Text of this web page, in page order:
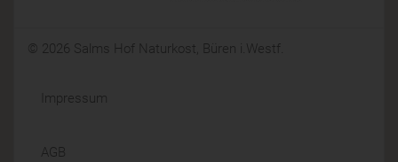
© 2026 Salms Hof Naturkost, Büren i.Westf.
Impressum
AGB